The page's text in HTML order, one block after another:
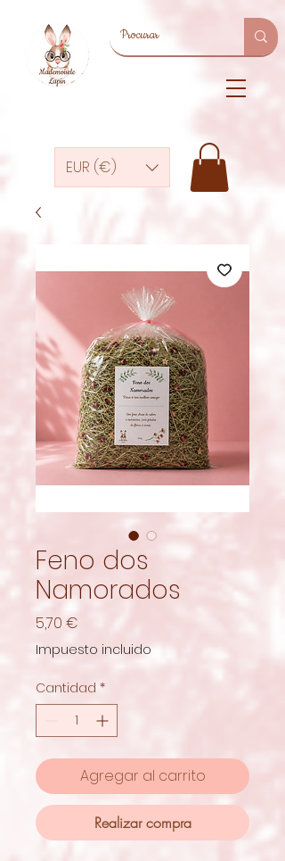
EUR (€)
Feno dos
Namorados
5,70 €
Impuesto incluido
Cantidad *
Agregar al carrito
Realizar compra